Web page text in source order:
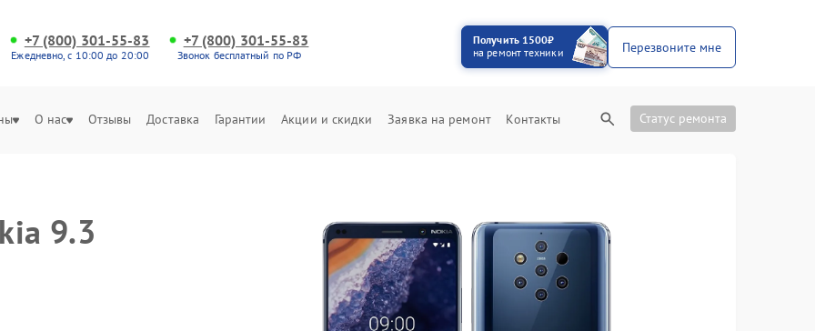
+7 (800) 301-55-83
Ежедневно, с 10:00 до 20:00
+7 (800) 301-55-83
Звонок бесплатный по РФ
Получить 1500₽
на ремонт техники
Перезвоните мне
О нас Отзывы Доставка Гарантии Акции и скидки Заявка на ремонт Контакты Статус ремонта
9.3